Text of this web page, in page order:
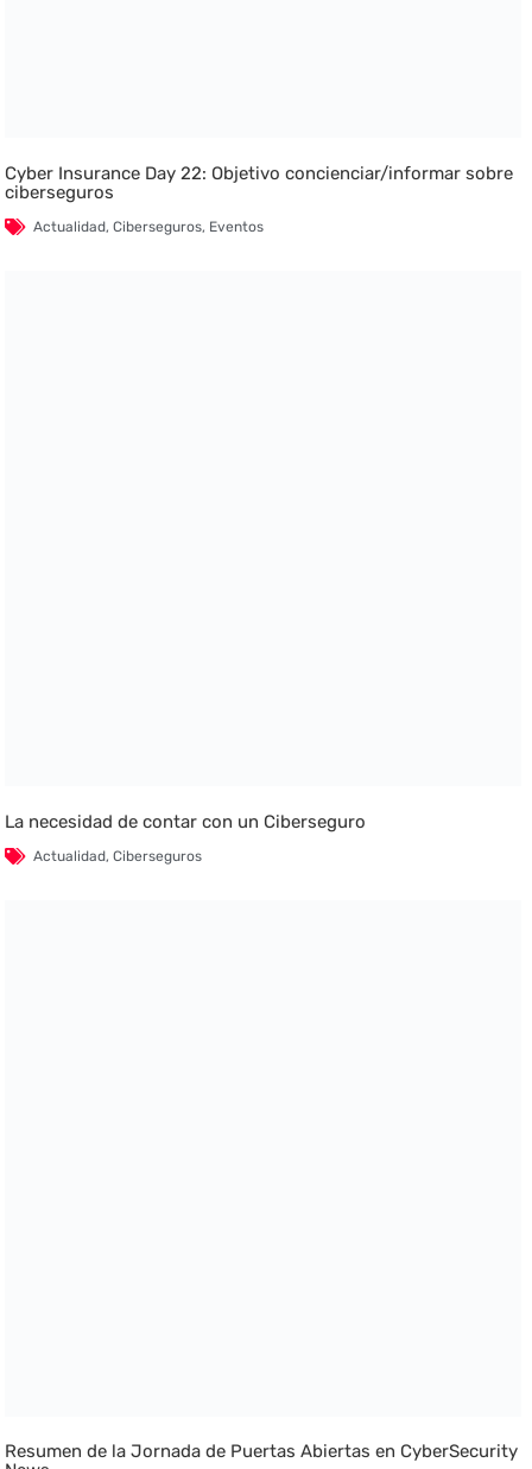
Cyber Insurance Day 22: Objetivo concienciar/informar sobre
ciberseguros
Actualidad,Ciberseguros, Eventos
La necesidad de contar con un Ciberseguro
Actualidad,Ciberseguros
Resumen de la Jornada de Puertas Abiertas en CyberSecurity